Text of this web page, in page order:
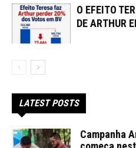
O EFEITO
DE ARTHUR
LATEST POSTS
Campanha